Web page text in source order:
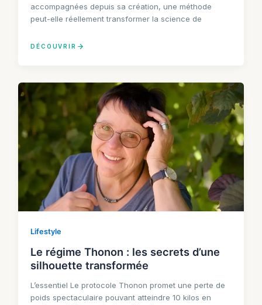
accompagnées depuis sa création, une méthode
peut-elle réellement transformer la science de
DÉCOUVRIR
Lifestyle
Le régime Thonon : les secrets d’une
silhouette transformée
L’essentiel Le protocole Thonon promet une perte de
poids spectaculaire pouvant atteindre 10 kilos en